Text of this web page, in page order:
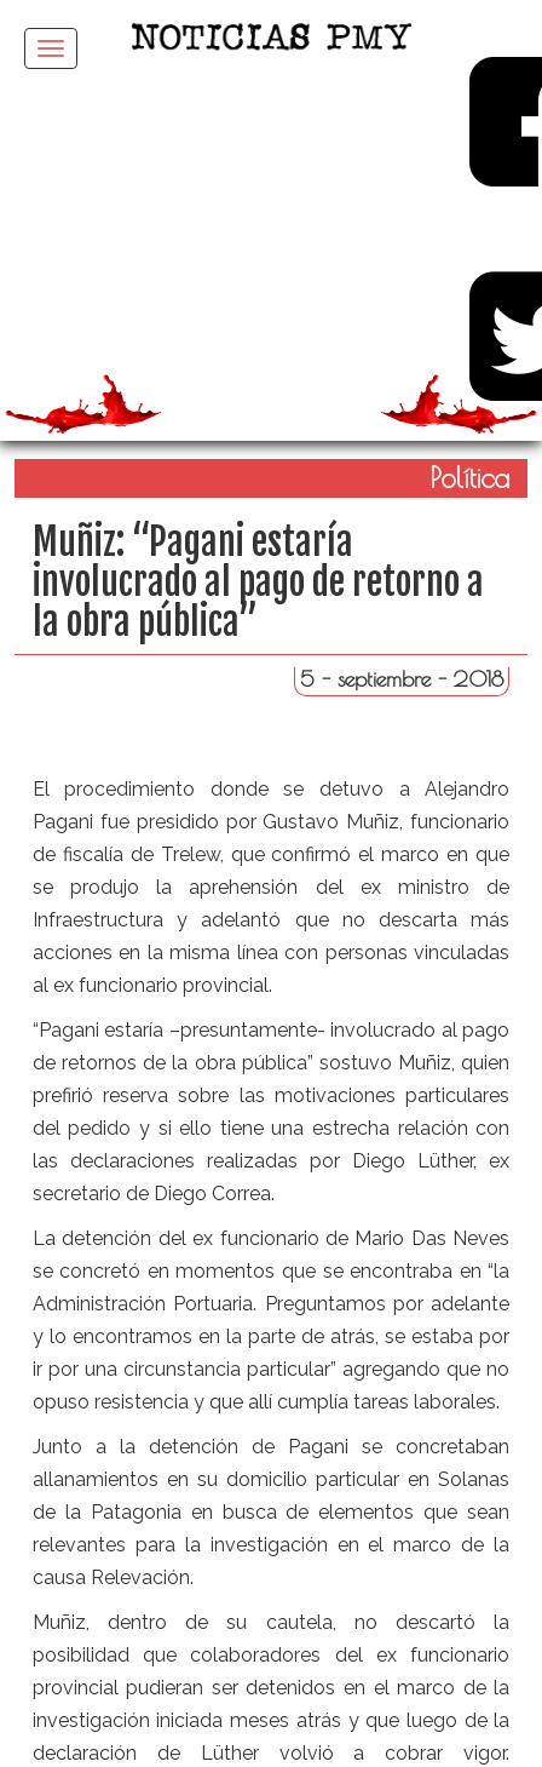
Menu
Política
Muñiz: “Pagani estaría
involucrado al pago de retorno a
la obra pública”
5 - septiembre - 2018
El procedimiento donde se detuvo a Alejandro
Pagani fue presidido por Gustavo Muñiz, funcionario
de fiscalía de Trelew, que confirmó el marco en que
se produjo la aprehensión del ex ministro de
Infraestructura y adelantó que no descarta más
acciones en la misma línea con personas vinculadas
al ex funcionario provincial.
“Pagani estaría –presuntamente- involucrado al pago
de retornos de la obra pública” sostuvo Muñiz, quien
prefirió reserva sobre las motivaciones particulares
del pedido y si ello tiene una estrecha relación con
las declaraciones realizadas por Diego Lüther, ex
secretario de Diego Correa.
La detención del ex funcionario de Mario Das Neves
se concretó en momentos que se encontraba en “la
Administración Portuaria. Preguntamos por adelante
y lo encontramos en la parte de atrás, se estaba por
ir por una circunstancia particular” agregando que no
opuso resistencia y que allí cumplía tareas laborales.
Junto a la detención de Pagani se concretaban
allanamientos en su domicilio particular en Solanas
de la Patagonia en busca de elementos que sean
relevantes para la investigación en el marco de la
causa Relevación.
Muñiz, dentro de su cautela, no descartó la
posibilidad que colaboradores del ex funcionario
provincial pudieran ser detenidos en el marco de la
investigación iniciada meses atrás y que luego de la
declaración de Lüther volvió a cobrar vigor.